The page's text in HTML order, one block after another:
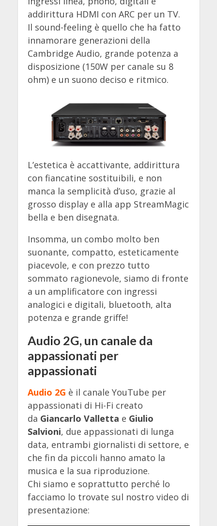
addirittura HDMI con ARC per un TV.
Il sound-feeling è quello che ha fatto
innamorare generazioni della
Cambridge Audio, grande potenza a
disposizione (150W per canale su 8
ohm) e un suono deciso e ritmico.
L’estetica è accattivante, addirittura
con fiancatine sostituibili, e non
manca la semplicità d’uso, grazie al
grosso display e alla app StreamMagic
bella e ben disegnata.
Insomma, un combo molto ben
suonante, compatto, esteticamente
piacevole, e con prezzo tutto
sommato ragionevole, siamo di fronte
a un amplificatore con ingressi
analogici e digitali, bluetooth, alta
potenza e grande griffe!
Audio 2G, un canale da
appassionati per
appassionati
Audio 2G è il canale YouTube per
appassionati di Hi-Fi creato
da Giancarlo Valletta e Giulio
Salvioni, due appassionati di lunga
data, entrambi giornalisti di settore, e
che fin da piccoli hanno amato la
musica e la sua riproduzione.
Chi siamo e soprattutto perché lo
facciamo lo trovate sul nostro video di
presentazione: